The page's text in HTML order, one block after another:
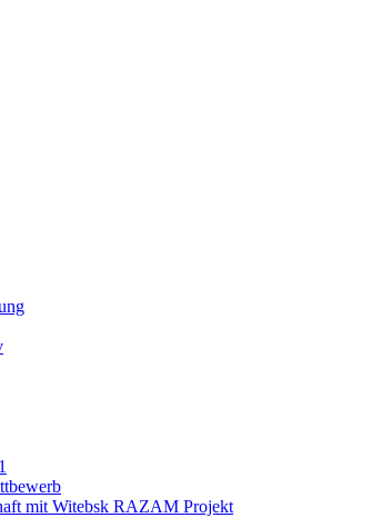
mit Witebsk RAZAM Projekt